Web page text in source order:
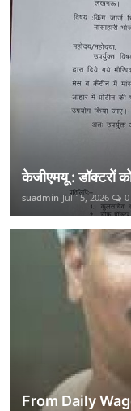
केजीएमयू : डॉक्टरों
suadmin Jul 15, 2026 0
From Daily